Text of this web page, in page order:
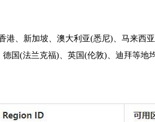
港、新加坡、澳大利亚(悉尼)、马来西
国(法兰克福)、英国(伦敦)、迪拜等地